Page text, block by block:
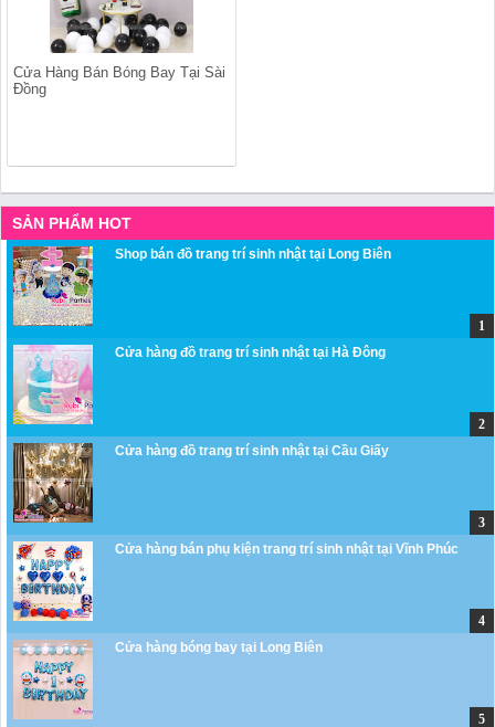
Cửa Hàng Bán Bóng Bay Tại Sài
Đồng
SẢN PHẨM HOT
Shop bán đồ trang trí sinh nhật tại Long Biên
Cửa hàng đồ trang trí sinh nhật tại Hà Đông
Cửa hàng đồ trang trí sinh nhật tại Cầu Giấy
Cửa hàng bán phụ kiện trang trí sinh nhật tại Vĩnh Phúc
Cửa hàng bóng bay tại Long Biên